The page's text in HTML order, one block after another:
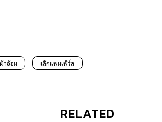
าอ้อม เลิกแพมเพิร์ส
RELATED